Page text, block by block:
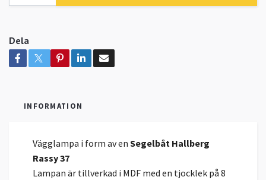
Dela
INFORMATION
Vägglampa i form av en Segelbåt Hallberg
Rassy 37
Lampan är tillverkad i MDF med en tjocklek på 8